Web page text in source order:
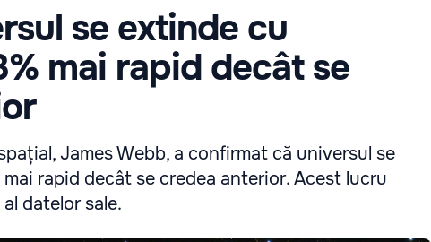
se extinde cu
mai rapid decât se
James Webb, a confirmat că universul se
rapid decât se credea anterior. Acest lucru
datelor sale.